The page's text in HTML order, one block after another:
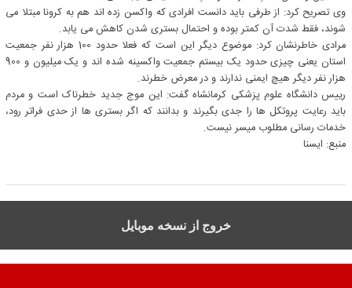
وی تصریح کرد: از طرفی باید دانست افرادی که واکسن زده اند هم به کرونا مبتلا می
شوند، فقط شدت آن کمتر بوده و احتمال بستری شدن کاهش می یابد.
مرادی خاطرنشان کرد: موضوع دیگر این است که فعلا حدود 100 هزار نفر جمعیت
استان یعنی چیزی حدود یک بیستم جمعیت واکسینه شده اند و یک میلیون و 900
هزار نفر دیگر هیچ ایمنی ندارند و در معرض خطرند.
رییس دانشگاه علوم پزشکی کرمانشاه گفت: این موج جدید خطرناک است و مردم
باید رعایت پروتکل ها را جدی بگیرند و بدانند که اگر بستری ها از حدی فراتر رود،
خدمات رسانی مطلوب میسر نیست.
منبع: ايسنا
خروج از نسخه موبایل